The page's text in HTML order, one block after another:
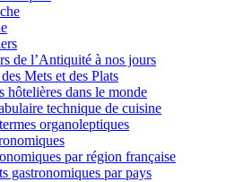
de l’Antiquité à nos jours
Mets et des Plats
hôtelières dans le monde
technique de cuisine
organoleptiques
par région française
gastronomiques par pays